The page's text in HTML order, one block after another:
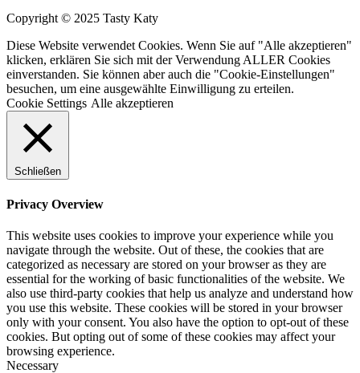
Copyright © 2025 Tasty Katy
Diese Website verwendet Cookies. Wenn Sie auf "Alle akzeptieren"
klicken, erklären Sie sich mit der Verwendung ALLER Cookies
einverstanden. Sie können aber auch die "Cookie-Einstellungen"
besuchen, um eine ausgewählte Einwilligung zu erteilen.
Cookie Settings Alle akzeptieren
Schließen
Privacy Overview
This website uses cookies to improve your experience while you
navigate through the website. Out of these, the cookies that are
categorized as necessary are stored on your browser as they are
essential for the working of basic functionalities of the website. We
also use third-party cookies that help us analyze and understand how
you use this website. These cookies will be stored in your browser
only with your consent. You also have the option to opt-out of these
cookies. But opting out of some of these cookies may affect your
browsing experience.
Necessary